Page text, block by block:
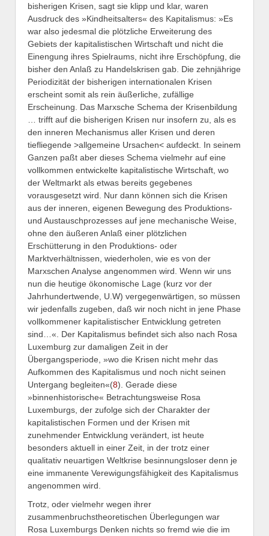
bisherigen Krisen, sagt sie klipp und klar, waren
Ausdruck des »Kindheitsalters« des Kapitalismus: »Es
war also jedesmal die plötzliche Erweiterung des
Gebiets der kapitalistischen Wirtschaft und nicht die
Einengung ihres Spielraums, nicht ihre Erschöpfung, die
bisher den Anlaß zu Handelskrisen gab. Die zehnjährige
Periodizität der bisherigen internationalen Krisen
erscheint somit als rein äußerliche, zufällige
Erscheinung. Das Marxsche Schema der Krisenbildung
… trifft auf die bisherigen Krisen nur insofern zu, als es
den inneren Mechanismus aller Krisen und deren
tiefliegende >allgemeine Ursachen< aufdeckt. In seinem
Ganzen paßt aber dieses Schema vielmehr auf eine
vollkommen entwickelte kapitalistische Wirtschaft, wo
der Weltmarkt als etwas bereits gegebenes
vorausgesetzt wird. Nur dann können sich die Krisen
aus der inneren, eigenen Bewegung des Produktions-
und Austauschprozesses auf jene mechanische Weise,
ohne den äußeren Anlaß einer plötzlichen
Erschütterung in den Produktions- oder
Marktverhältnissen, wiederholen, wie es von der
Marxschen Analyse angenommen wird. Wenn wir uns
nun die heutige ökonomische Lage (kurz vor der
Jahrhundertwende, U.W) vergegenwärtigen, so müssen
wir jedenfalls zugeben, daß wir noch nicht in jene Phase
vollkommener kapitalistischer Entwicklung getreten
sind…«. Der Kapitalismus befindet sich also nach Rosa
Luxemburg zur damaligen Zeit in der
Übergangsperiode, »wo die Krisen nicht mehr das
Aufkommen des Kapitalismus und noch nicht seinen
Untergang begleiten«(8). Gerade diese
»binnenhistorische« Betrachtungsweise Rosa
Luxemburgs, der zufolge sich der Charakter der
kapitalistischen Formen und der Krisen mit
zunehmender Entwicklung verändert, ist heute
besonders aktuell in einer Zeit, in der trotz einer
qualitativ neuartigen Weltkrise besinnungsloser denn je
eine immanente Verewigungsfähigkeit des Kapitalismus
angenommen wird.
Trotz, oder vielmehr wegen ihrer
zusammenbruchstheoretischen Überlegungen war
Rosa Luxemburgs Denken nichts so fremd wie die im